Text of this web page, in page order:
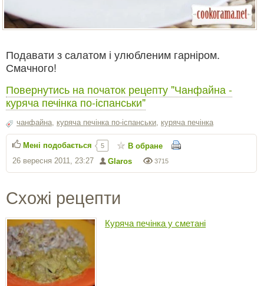
Подавати з салатом і улюбленим гарніром.
Смачного!
Повернутись на початок рецепту "Чанфайна -
куряча печінка по-іспанськи"
чанфайна куряча печінка по-іспанськи куряча печінка
3715
Glaros
26 вересня 2011, 23:27
Мені подобається 5 В обране
Схожі рецепти
Куряча печінка у сметані